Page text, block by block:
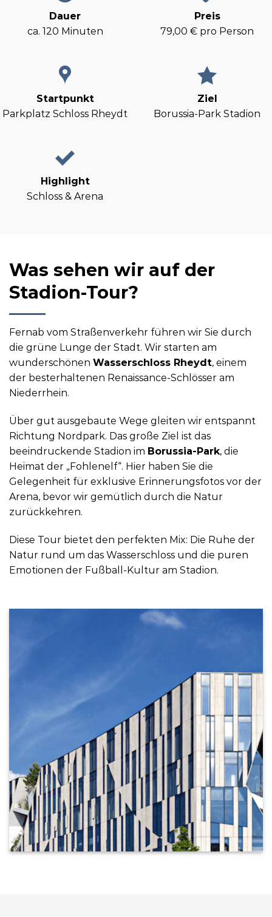
Dauer
ca. 120 Minuten
Preis
79,00 € pro Person
Startpunkt
Parkplatz Schloss Rheydt
Ziel
Borussia-Park Stadion
Highlight
Schloss & Arena
Was sehen wir auf der
Stadion-Tour?
Fernab vom Straßenverkehr führen wir Sie durch
die grüne Lunge der Stadt. Wir starten am
wunderschönen Wasserschloss Rheydt, einem
der besterhaltenen Renaissance-Schlösser am
Niederrhein.
Über gut ausgebaute Wege gleiten wir entspannt
Richtung Nordpark. Das große Ziel ist das
beeindruckende Stadion im Borussia-Park, die
Heimat der „Fohlenelf“. Hier haben Sie die
Gelegenheit für exklusive Erinnerungsfotos vor der
Arena, bevor wir gemütlich durch die Natur
zurückkehren.
Diese Tour bietet den perfekten Mix: Die Ruhe der
Natur rund um das Wasserschloss und die puren
Emotionen der Fußball-Kultur am Stadion.